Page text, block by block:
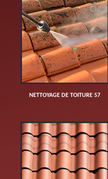
NETTOYAGE DE TOITURE 57